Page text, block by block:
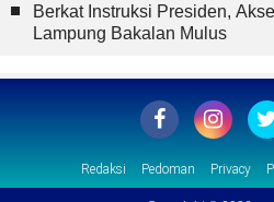
Berkat Instruksi Presiden,
Lampung Bakalan Mulus
Redaksi Pedoman Privacy